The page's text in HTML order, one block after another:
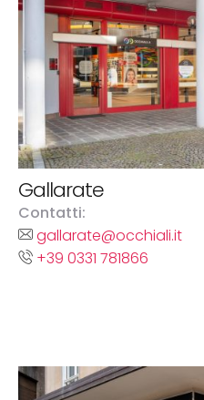
Gallarate
Contatti:
gallarate@occhiali.it
+39 0331 781866